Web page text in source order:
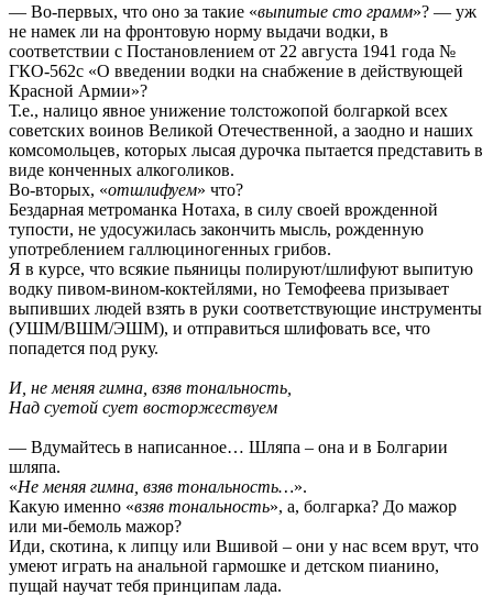
— Во-первых, что оно за такие «выпитые сто грамм»? — уж
не намек ли на фронтовую норму выдачи водки, в
соответствии с Постановлением от 22 августа 1941 года №
ГКО-562с «О введении водки на снабжение в действующей
Красной Армии»?
Т.е., налицо явное унижение толстожопой болгаркой всех
советских воинов Великой Отечественной, а заодно и наших
комсомольцев, которых лысая дурочка пытается представить в
виде конченных алкоголиков.
Во-вторых, «отшлифуем» что?
Бездарная метроманка Нотаха, в силу своей врожденной
тупости, не удосужилась закончить мысль, рожденную
употреблением галлюциногенных грибов.
Я в курсе, что всякие пьяницы полируют/шлифуют выпитую
водку пивом-вином-коктейлями, но Темофеева призывает
выпивших людей взять в руки соответствующие инструменты
(УШМ/ВШМ/ЭШМ), и отправиться шлифовать все, что
попадется под руку.
И, не меняя гимнa, взяв тoнaльнoсть,
Нaд cуетoй сует вoстopжествуем
— Вдумайтесь в написанное… Шляпа – она и в Болгарии
шляпа.
«Не меняя гимна, взяв тональность…».
Какую именно «взяв тональность», а, болгарка? До мажор
или ми-бемоль мажор?
Иди, скотина, к липцу или Вшивой – они у нас всем врут, что
умеют играть на анальной гармошке и детском пианино,
пущай научат тебя принципам лада.